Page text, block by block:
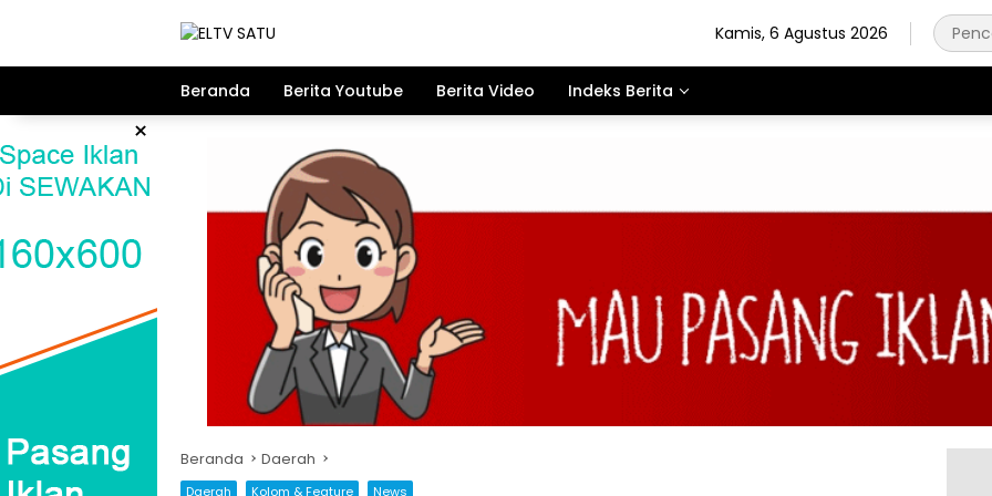
Kamis, 6 Agustus 2026
Beranda Berita Youtube Berita Video Indeks Berita
×
Beranda Daerah
Daerah Kolom & Feature News